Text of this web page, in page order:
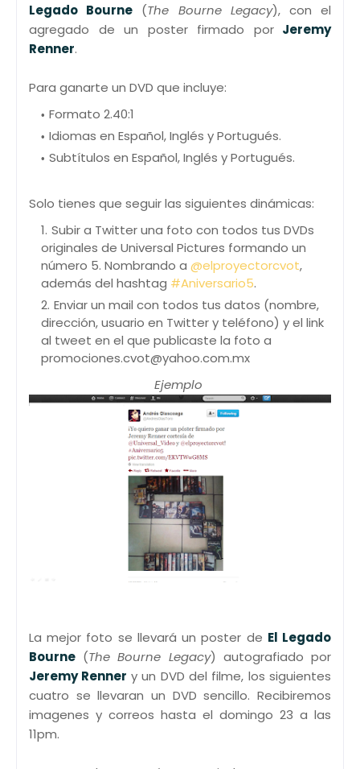
Legado Bourne (The Bourne Legacy), con el
agregado de un poster firmado porJeremy
Renner.
Para ganarte un DVD que incluye:
Formato 2.40:1
Idiomas en Español, Inglés y Portugués.
Subtítulos en Español, Inglés y Portugués.
Solo tienes que seguir las siguientes dinámicas:
Subir a Twitter una foto con todos tus DVDs
originales de Universal Pictures formando un
número 5. Nombrando a @elproyectorcvot,
además del hashtag #Aniversario5.
Enviar un mail con todos tus datos (nombre,
dirección, usuario en Twitter y teléfono) y el link
al tweet en el que publicaste la foto a
promociones.cvot@yahoo.com.mx
Ejemplo
La mejor foto se llevará un poster de El Legado
Bourne (The Bourne Legacy) autografiado por
Jeremy Renner y un DVD del filme, los siguientes
cuatro se llevaran un DVD sencillo. Recibiremos
imagenes y correos hasta el domingo 23 a las
11pm.